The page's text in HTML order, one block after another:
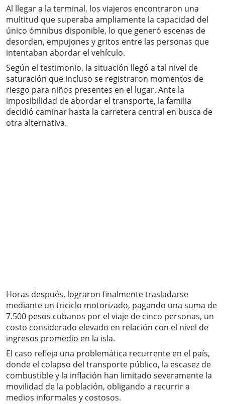
Al llegar a la terminal, los viajeros encontraron una
multitud que superaba ampliamente la capacidad del
único ómnibus disponible, lo que generó escenas de
desorden, empujones y gritos entre las personas que
intentaban abordar el vehículo.
Según el testimonio, la situación llegó a tal nivel de
saturación que incluso se registraron momentos de
riesgo para niños presentes en el lugar. Ante la
imposibilidad de abordar el transporte, la familia
decidió caminar hasta la carretera central en busca de
otra alternativa.
Horas después, lograron finalmente trasladarse
mediante un triciclo motorizado, pagando una suma de
7.500 pesos cubanos por el viaje de cinco personas, un
costo considerado elevado en relación con el nivel de
ingresos promedio en la isla.
El caso refleja una problemática recurrente en el país,
donde el colapso del transporte público, la escasez de
combustible y la inflación han limitado severamente la
movilidad de la población, obligando a recurrir a
medios informales y costosos.